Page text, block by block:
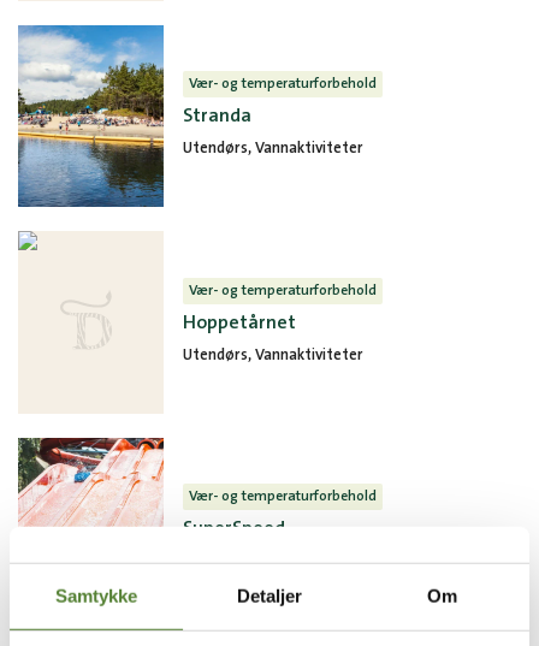
Samtykke Detaljer Om
Vær- og temperaturforbehold
Stranda
Utendørs, Vannaktiviteter
Vær- og temperaturforbehold
Hoppetårnet
Utendørs, Vannaktiviteter
Vær- og temperaturforbehold
SuperSpeed
Utendørs, Vannaktiviteter